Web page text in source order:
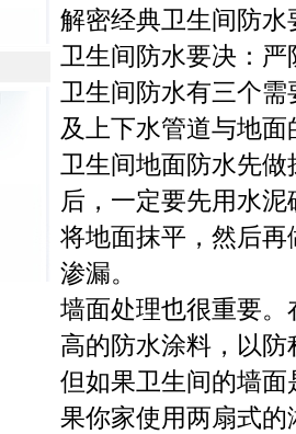
解密经典卫生间防水
卫生间防水要决：
卫生间防水有三个
及上下水管道与地面
卫生间地面防水先
后，一定要先用水泥
将地面抹平，然后
渗漏。
墙面处理也很重要
高的防水涂料，以
但如果卫生间的墙
果你家使用两扇式